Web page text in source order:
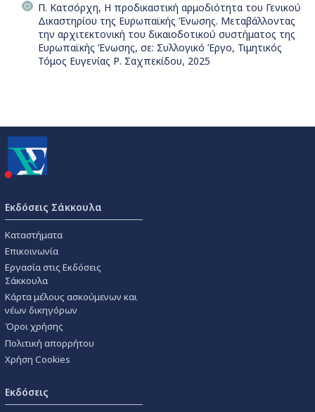
Π. Κατσόρχη, Η προδικαστική αρμοδιότητα του Γενικού
Δικαστηρίου της Ευρωπαϊκής Ένωσης. Μεταβάλλοντας
την αρχιτεκτονική του δικαιοδοτικού συστήματος της
Ευρωπαϊκής Ένωσης, σε: Συλλογικό Έργο, Τιμητικός
Τόμος Ευγενίας Ρ. Σαχπεκίδου, 2025
Εκδόσεις Σάκκουλα
Καταστήματα
Επικοινωνία
Εργασία στις Εκδόσεις
Σάκκουλα
Κάρτα μέλους ασκούμενων και
νέων δικηγόρων
Όροι χρήσης
Πολιτική απορρήτου
Χρήση Cookies
Εκδόσεις